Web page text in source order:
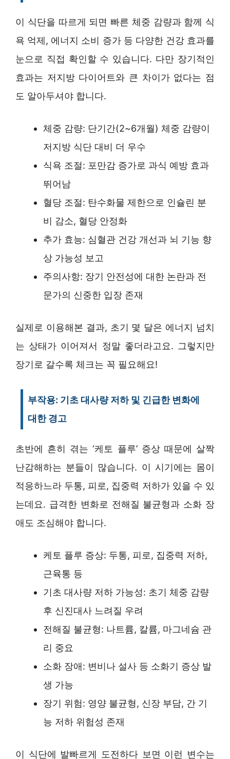
이 식단을 따르게 되면 빠른 체중 감량과 함께 식
욕 억제, 에너지 소비 증가 등 다양한 건강 효과를
눈으로 직접 확인할 수 있습니다. 다만 장기적인
효과는 저지방 다이어트와 큰 차이가 없다는 점
도 알아두셔야 합니다.
체중 감량: 단기간(2~6개월) 체중 감량이
저지방 식단 대비 더 우수
식욕 조절: 포만감 증가로 과식 예방 효과
뛰어남
혈당 조절: 탄수화물 제한으로 인슐린 분
비 감소, 혈당 안정화
추가 효능: 심혈관 건강 개선과 뇌 기능 향
상 가능성 보고
주의사항: 장기 안전성에 대한 논란과 전
문가의 신중한 입장 존재
실제로 이용해본 결과, 초기 몇 달은 에너지 넘치
는 상태가 이어져서 정말 좋더라고요. 그렇지만
장기로 갈수록 체크는 꼭 필요해요!
부작용: 기초 대사량 저하 및 긴급한 변화에
대한 경고
초반에 흔히 겪는 ‘케토 플루’ 증상 때문에 살짝
난감해하는 분들이 많습니다. 이 시기에는 몸이
적응하느라 두통, 피로, 집중력 저하가 있을 수 있
는데요. 급격한 변화로 전해질 불균형과 소화 장
애도 조심해야 합니다.
케토 플루 증상: 두통, 피로, 집중력 저하,
근육통 등
기초 대사량 저하 가능성: 초기 체중 감량
후 신진대사 느려질 우려
전해질 불균형: 나트륨, 칼륨, 마그네슘 관
리 중요
소화 장애: 변비나 설사 등 소화기 증상 발
생 가능
장기 위험: 영양 불균형, 신장 부담, 간 기
능 저하 위험성 존재
이 식단에 발빠르게 도전하다 보면 이런 변수는